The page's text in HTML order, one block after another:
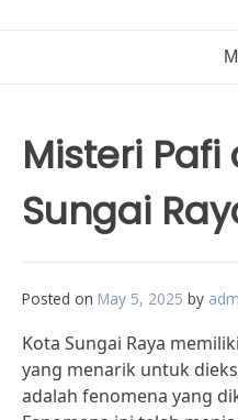
Misteri Pafi
Sungai
Posted on May 5, 2025 by
Kota Sungai Raya
yang menarik untuk
adalah fenomena yang